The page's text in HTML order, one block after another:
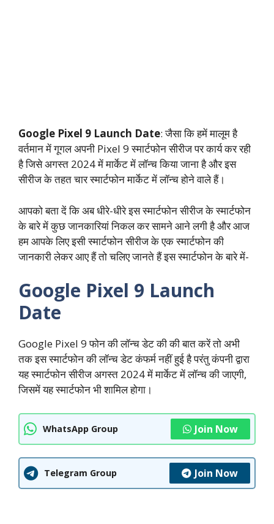
Google Pixel 9 Launch Date: जैसा कि हमें मालूम है
वर्तमान में गूगल अपनी Pixel 9 स्मार्टफोन सीरीज पर कार्य कर रही
है जिसे अगस्त 2024 में मार्केट में लॉन्च किया जाना है और इस
सीरीज के तहत चार स्मार्टफोन मार्केट में लॉन्च होने वाले हैं।
आपको बता दें कि अब धीरे-धीरे इस स्मार्टफोन सीरीज के स्मार्टफोन
के बारे में कुछ जानकारियां निकल कर सामने आने लगी है और आज
हम आपके लिए इसी स्मार्टफोन सीरीज के एक स्मार्टफोन की
जानकारी लेकर आए हैं तो चलिए जानते हैं इस स्मार्टफोन के बारे में-
Google Pixel 9 Launch
Date
Google Pixel 9 फोन की लॉन्च डेट की की बात करें तो अभी
तक इस स्मार्टफोन की लॉन्च डेट कंफर्म नहीं हुई है परंतु कंपनी द्वारा
यह स्मार्टफोन सीरीज अगस्त 2024 में मार्केट में लॉन्च की जाएगी,
जिसमें यह स्मार्टफोन भी शामिल होगा।
WhatsApp Group Join Now
Telegram Group Join Now